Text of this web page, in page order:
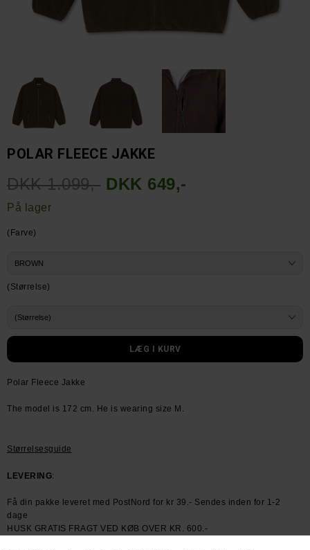
POLAR FLEECE JAKKE
DKK 1.099,- DKK 649,-
På lager
(Farve)
(Størrelse)
Polar Fleece Jakke
The model is 172 cm. He is wearing size M.
Størrelsesguide
LEVERING:
Få din pakke leveret med PostNord for kr 39.- Sendes inden for 1-2
dage
HUSK GRATIS FRAGT VED KØB OVER KR. 600.-